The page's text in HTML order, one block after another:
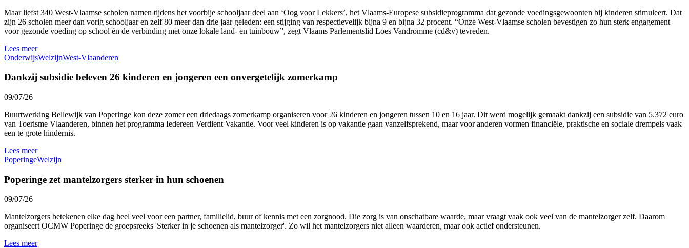
Maar liefst 340 West-Vlaamse scholen namen tijdens het voorbije schooljaar deel aan ‘Oog voor Lekkers’, het Vlaams-Europese subsidieprogramma dat gezonde voedingsgewoonten bij kinderen stimuleert. Dat
zijn 26 scholen meer dan vorig schooljaar en zelf 80 meer dan drie jaar geleden: een stijging van respectievelijk bijna 9 en bijna 32 procent. “Onze West-Vlaamse scholen bevestigen zo hun sterk engagement
voor gezonde voeding op school én de verbinding met onze lokale land- en tuinbouw”, zegt Vlaams Parlementslid Loes Vandromme (cd&v) tevreden.
Lees meer
OnderwijsWelzijnWest-Vlaanderen
Dankzij subsidie beleven 26 kinderen en jongeren een onvergetelijk zomerkamp
09/07/26
Buurtwerking Bellewijk van Poperinge kon deze zomer een driedaags zomerkamp organiseren voor 26 kinderen en jongeren tussen 10 en 16 jaar. Dit werd mogelijk gemaakt dankzij een subsidie van 5.372 euro
van Toerisme Vlaanderen, binnen het programma Iedereen Verdient Vakantie. Voor veel kinderen is op vakantie gaan vanzelfsprekend, maar voor anderen vormen financiële, praktische en sociale drempels vaak
een te grote hindernis.
Lees meer
PoperingeWelzijn
Poperinge zet mantelzorgers sterker in hun schoenen
09/07/26
Mantelzorgers betekenen elke dag heel veel voor een partner, familielid, buur of kennis met een zorgnood. Die zorg is van onschatbare waarde, maar vraagt vaak ook veel van de mantelzorger zelf. Daarom
organiseert OCMW Poperinge de groepsreeks 'Sterker in je schoenen als mantelzorger'. Zo wil het mantelzorgers niet alleen waarderen, maar ook actief ondersteunen.
Lees meer